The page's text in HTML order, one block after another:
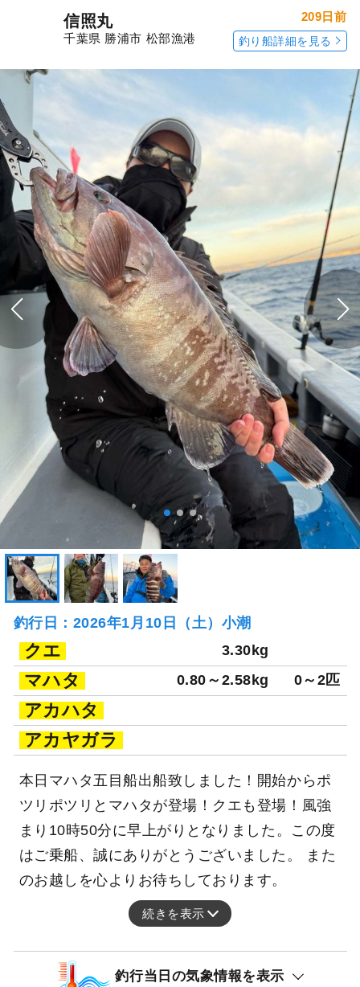
信照丸
千葉県 勝浦市 松部漁港
209日前
釣り船詳細を見る
釣行日：2026年1月10日（土）小潮
クエ 3.30kg
マハタ 0.80～2.58kg 0～2匹
アカハタ
アカヤガラ
本日マハタ五目船出船致しました！開始からポ
ツリポツリとマハタが登場！クエも登場！風強
まり10時50分に早上がりとなりました。この度
はご乗船、誠にありがとうございました。 また
のお越しを心よりお待ちしております。
続きを表示
釣行当日の気象情報を表示